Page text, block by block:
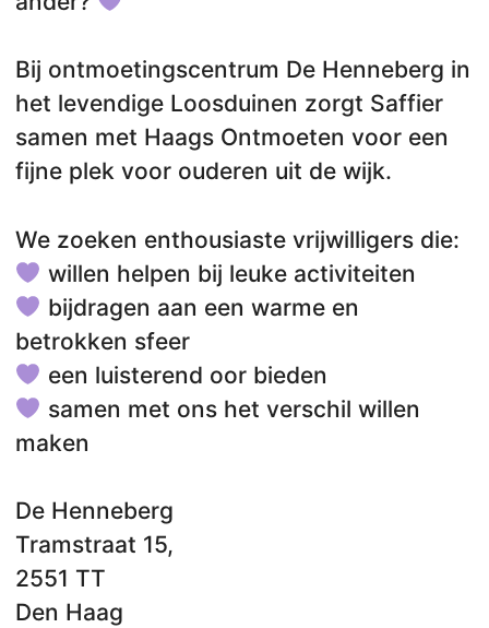
Bij ontmoetingscentrum De Henneberg in
het levendige Loosduinen zorgt Saffier
samen met Haags Ontmoeten voor een
fijne plek voor ouderen uit de wijk.
We zoeken enthousiaste vrijwilligers die:
willen helpen bij leuke activiteiten
bijdragen aan een warme en
betrokken sfeer
een luisterend oor bieden
samen met ons het verschil willen
maken
De Henneberg
Tramstraat 15,
2551 TT
Den Haag